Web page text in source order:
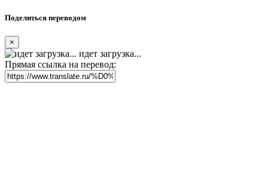
Поделиться переводом
×
идет загрузка...
Прямая ссылка на перевод: